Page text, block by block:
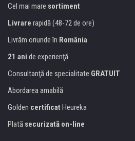
Cel mai mare sortiment
Livrare rapidă (48-72 de ore)
Livrăm oriunde în România
21 ani de experienţă
Consultanţă de specialitate GRATUIT
Abordarea amabilă
Golden certificat Heureka
Plată securizată on-line